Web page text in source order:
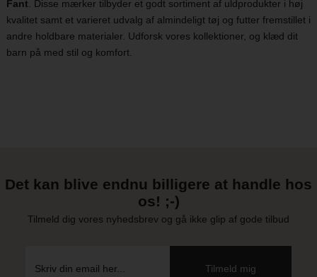
Fant . Disse mærker tilbyder et godt sortiment af uldprodukter i høj
kvalitet samt et varieret udvalg af almindeligt tøj og futter fremstillet i
andre holdbare materialer. Udforsk vores kollektioner, og klæd dit
barn på med stil og komfort.
Det kan blive endnu billigere at handle hos
os! ;-)
Tilmeld dig vores nyhedsbrev og gå ikke glip af gode tilbud